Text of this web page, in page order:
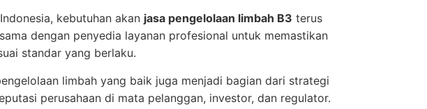
kebutuhan akan jasa pengelolaan limbah B3 terus
dengan penyedia layanan profesional untuk memastikan
standar yang berlaku.
limbah yang baik juga menjadi bagian dari strategi
perusahaan di mata pelanggan, investor, dan regulator.